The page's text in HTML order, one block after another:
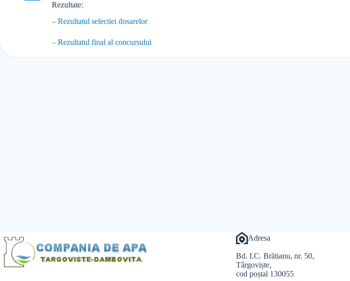
Rezultate:
– Rezultatul selectiei dosarelor
– Rezultatul final al concursului
Adresa
Bd. I.C. Brătianu, nr. 50,
Târgoviște,
cod poștal 130055